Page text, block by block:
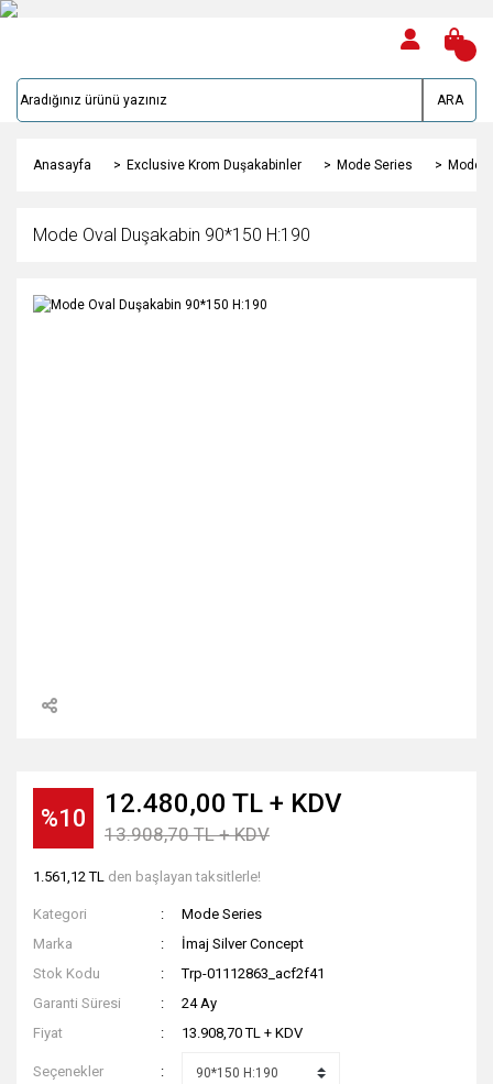
ARA
Anasayfa Exclusive Krom Duşakabinler Mode Series Mode
Mode Oval Duşakabin 90*150 H:190
%10 12.480,00 TL + KDV
13.908,70 TL + KDV
1.561,12 TL den başlayan taksitlerle!
Kategori
Mode Series
Marka
İmaj Silver Concept
Stok Kodu
Trp-01112863_acf2f41
Garanti Süresi
24 Ay
Fiyat
13.908,70 TL + KDV
Seçenekler